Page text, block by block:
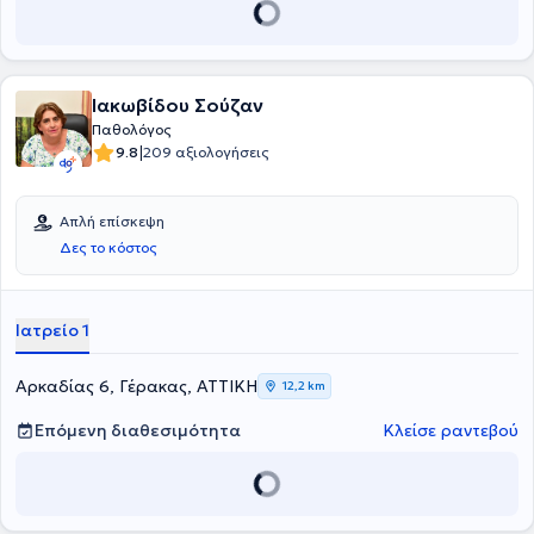
της υπερλιπιδαιμίας και του σακχαρώδους διαβήτη.
Ιακωβίδου Σούζαν
Παθολόγος
9.8|209 αξιολογήσεις
Απλή επίσκεψη
Δες το κόστος
Ιατρείο 1
Αρκαδίας 6, Γέρακας, ΑΤΤΙΚΗ 12,2 km
Επόμενη διαθεσιμότητα Κλείσε ραντεβού